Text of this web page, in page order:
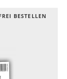
BESTELLEN